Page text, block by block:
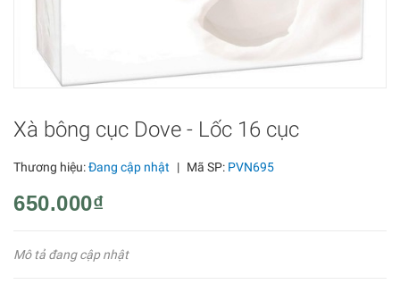
Xà bông cục Dove - Lốc 16 cục
Thương hiệu:Đang cập nhật | Mã SP: PVN695
650.000₫
Mô tả đang cập nhật